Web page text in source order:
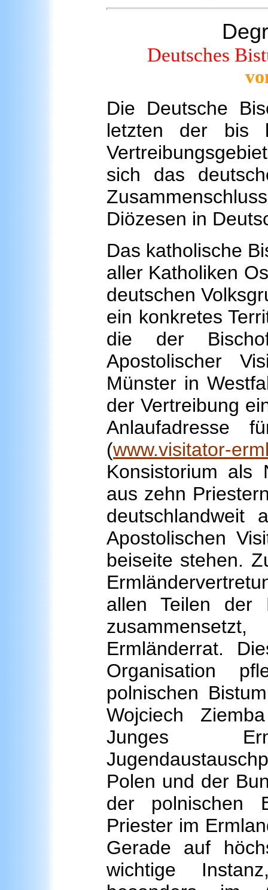
Deutsches
Die Deutsche
letzten der bis
sich das
Diözesen in
Das katholische
aller Katholiken
deutschen
ein konkretes
die der
Apostolischer
Münster in
der Vertreibung
Anlaufadresse
(www.visitator-
Konsistorium als
aus zehn
deutschlandweit
Apostolischen
beiseite stehen.
allen Teilen der
Ermländerrat.
Organisation
polnischen
Wojciech
Junges
Polen und der
der polnischen
Priester im
Gerade auf
wichtige